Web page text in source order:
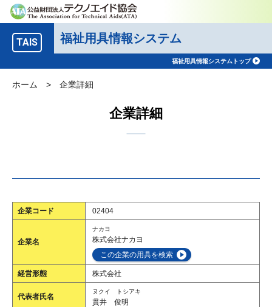
TAIS 福祉用具情報システム
福祉用具情報システムトップ
ホーム > 企業詳細
企業詳細
企業コード 02404
企業名
ナカヨ
株式会社ナカヨ
この企業の用具を検索
経営形態 株式会社
代表者氏名
ヌクイ トシアキ
貫井 俊明